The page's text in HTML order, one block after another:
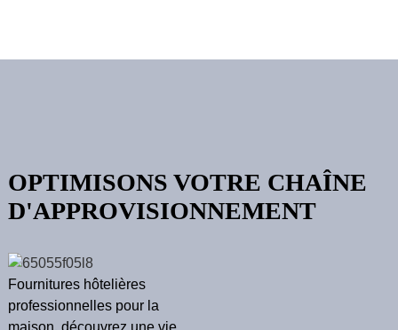
OPTIMISONS VOTRE CHAÎNE
D'APPROVISIONNEMENT
Fournitures hôtelières
professionnelles pour la